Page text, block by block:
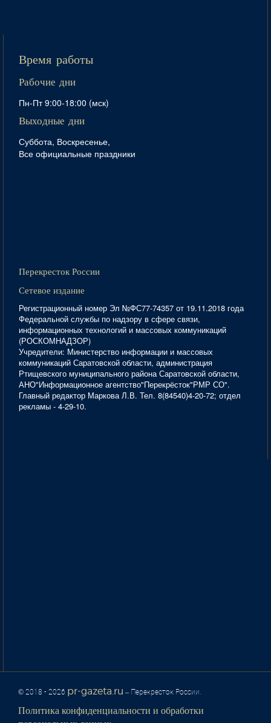
Время работы
Рабочие дни
Пн-Пт 9:00-18:00 (мск)
Выходные дни
Суббота, Воскресенье,
Все официальные праздники
Перекресток России
Сетевое издание
Регистрационный номер Эл №ФС77-74357 от 19.11.2018 года
Федеральной службы по надзору в сфере связи,
информационных технологий и массовых коммуникаций
(РОСКОМНАДЗОР)
Учредители: Министерство информации и массовых
коммуникаций Саратовской области, администрация
Ртищевского муниципального района Саратовской области,
АНО"Информационное агентство"Перекрёсток"РМР СО".
Главный редактор Маркова Л.В. Тел. 8(84540)4-20-72; отдел
рекламы - 4-29-10.
© 2018 - 2026 pr-gazeta.ru – Перекресток России.
Политика конфиденциальности и обработки